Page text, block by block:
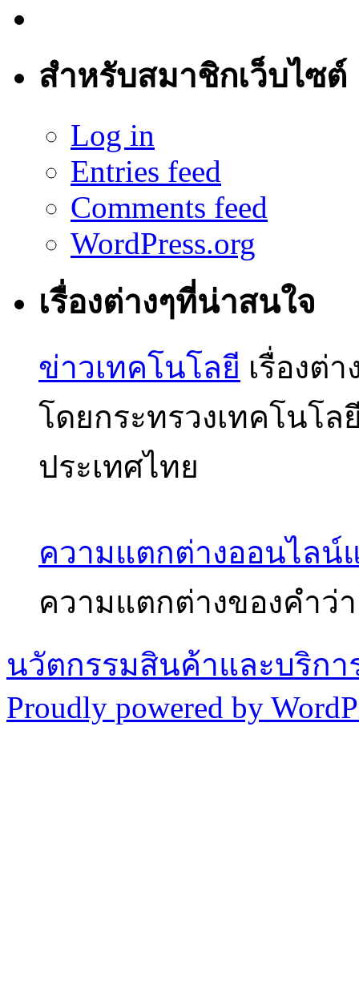
สำหรับสมาชิกเว็บไซต์
Log in
Entries feed
Comments feed
WordPress.org
เรื่องต่างๆที่น่าสนใจ
ข่าวเทคโนโลยี เรื่องต่
โดยกระทรวงเทคโนโ
ประเทศไทย
ความแตกต่างออนไลน์
ความแตกต่างของคำว่
นวัตกรรมสินค้าและบริกา
Proudly powered by